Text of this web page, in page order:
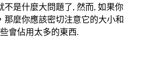
不是什麼大問題了, 然而, 如果你
那麼你應該密切注意它的大小和
會佔用太多的東西.